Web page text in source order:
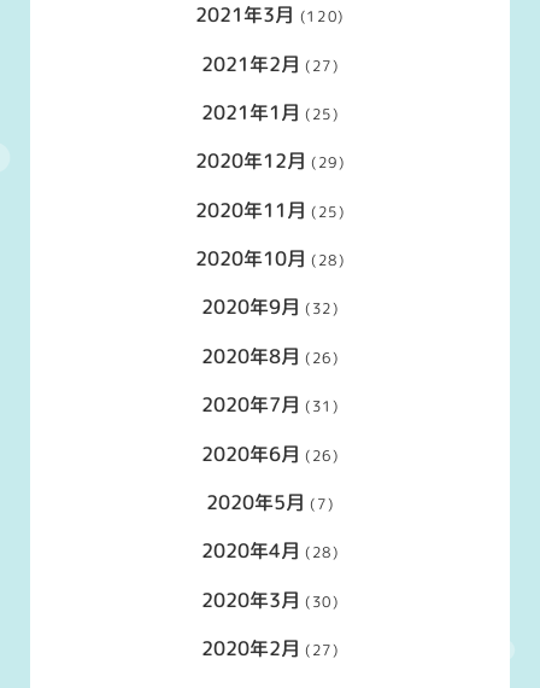
2021年3月 (120)
2021年2月 (27)
2021年1月 (25)
2020年12月 (29)
2020年11月 (25)
2020年10月 (28)
2020年9月 (32)
2020年8月 (26)
2020年7月 (31)
2020年6月 (26)
2020年5月 (7)
2020年4月 (28)
2020年3月 (30)
2020年2月 (27)